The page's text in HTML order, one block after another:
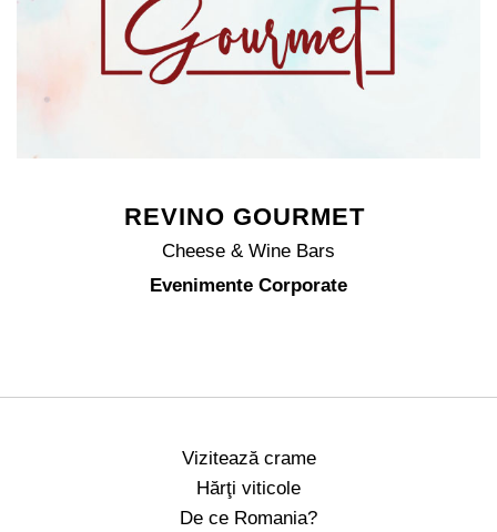
REVINO GOURMET
Cheese & Wine Bars
Evenimente Corporate
Vizitează crame
Hărţi viticole
De ce Romania?